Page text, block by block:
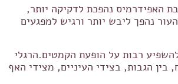
האפידרמיס נהפכת לדקיקה יותר,
נהפך ליבש יותר ורגיש למפגעים
רבות על הופעת הקמטים.הרגלי
הגבות, בצידי העיניים, מצידי האף